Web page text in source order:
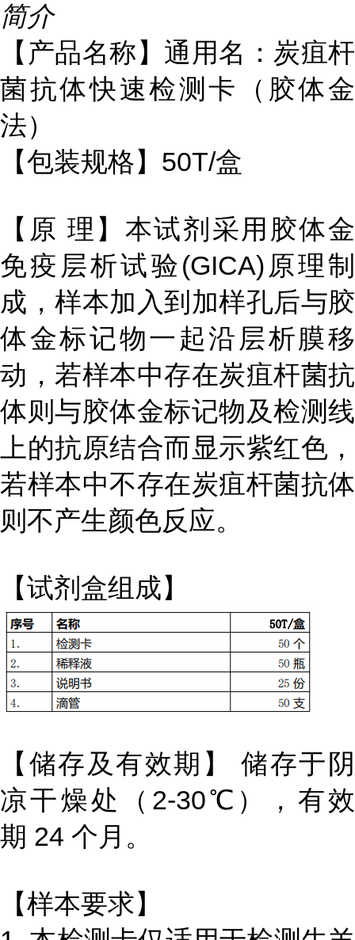
简介
【产品名称】通用名：炭疽杆
菌抗体快速检测卡（胶体金
法）
【包装规格】50T/盒
【原 理】本试剂采用胶体金
免疫层析试验(GICA)原理制
成，样本加入到加样孔后与胶
体金标记物一起沿层析膜移
动，若样本中存在炭疽杆菌抗
体则与胶体金标记物及检测线
上的抗原结合而显示紫红色，
若样本中不存在炭疽杆菌抗体
则不产生颜色反应。
【试剂盒组成】
【储存及有效期】 储存于阴
凉干燥处（2-30℃），有效
期 24 个月。
【样本要求】